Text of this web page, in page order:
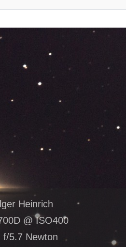
Heinrich
@ ISO400
5.7 Newton